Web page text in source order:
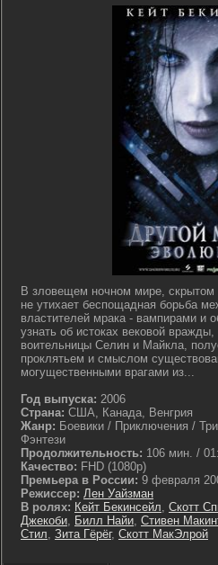
В зловещем ночном мире, скрытом
не утихает беспощадная борьба
властителей мрака - вампирами и
узнать об истоках вековой
воительницы Селин и Майкла,
проклятьем и смыслом
могущественными врагами из...
Год выпуска: 2006
Страна: США, Канада, Венгрия
Жанр: Боевики / Приключения /
Фэнтези
Продолжительность: 106 мин. /
Качество: FHD (1080p)
Премьера в России: 9 февраля
Режиссер: Лен Уайзман
В ролях: Кейт Бекинсейл, Скотт
Джекоби, Билл Найи, Стивен
Стил, Зита Гёрёг, Скотт МакЭлрой